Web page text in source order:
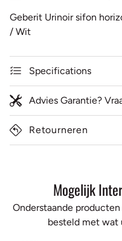
Geberit Urinoir sifon
/ Wit
Specifications
Advies Garantie?
Retourneren
Mogelijk
Onderstaande
besteld met wat